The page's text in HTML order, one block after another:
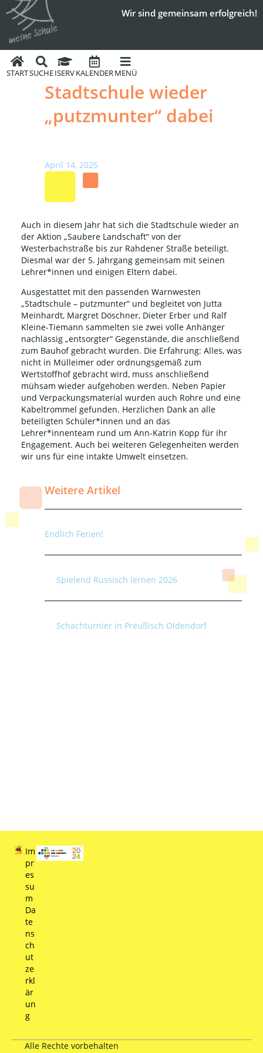
Wir sind gemeinsam erfolgreich!
STARTSUCHEISERVKALENDERMENÜ
Stadtschule wieder
„putzmunter“ dabei
April 14, 2025
Auch in diesem Jahr hat sich die Stadtschule wieder an
der Aktion „Saubere Landschaft“ von der
Westerbachstraße bis zur Rahdener Straße beteiligt.
Diesmal war der 5. Jahrgang gemeinsam mit seinen
Lehrer*innen und einigen Eltern dabei.
Ausgestattet mit den passenden Warnwesten
„Stadtschule – putzmunter“ und begleitet von Jutta
Meinhardt, Margret Döschner, Dieter Erber und Ralf
Kleine-Tiemann sammelten sie zwei volle Anhänger
nachlässig „entsorgter“ Gegenstände, die anschließend
zum Bauhof gebracht wurden. Die Erfahrung: Alles, was
nicht in Mülleimer oder ordnungsgemäß zum
Wertstoffhof gebracht wird, muss anschließend
mühsam wieder aufgehoben werden. Neben Papier
und Verpackungsmaterial wurden auch Rohre und eine
Kabeltrommel gefunden. Herzlichen Dank an alle
beteiligten Schüler*innen und an das
Lehrer*innenteam rund um Ann-Katrin Kopp für ihr
Engagement. Auch bei weiteren Gelegenheiten werden
wir uns für eine intakte Umwelt einsetzen.
Weitere Artikel
Endlich Ferien!
Spielend Russisch lernen 2026
Schachturnier in Preußisch Oldendorf
Im
pr
es
su
m
Da
te
ns
ch
ut
ze
rkl
är
un
g
Alle Rechte vorbehalten